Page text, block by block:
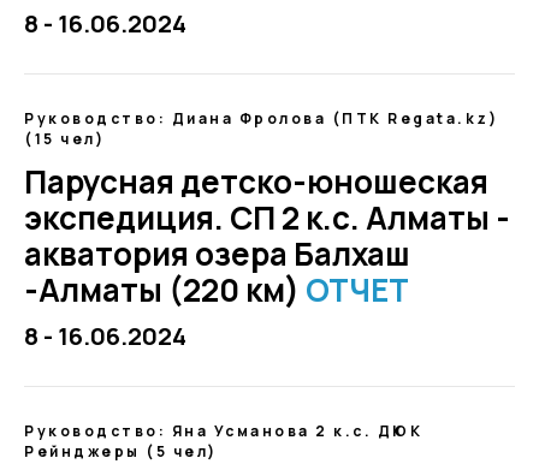
8 - 16.06.2024
Руководство: Диана Фролова (ПТК Regata.kz)
(15 чел)
Парусная детско-юношеская
экспедиция. СП 2 к.с. Алматы -
акватория озера Балхаш
-Алматы (220 км) ОТЧЕТ
8 - 16.06.2024
Руководство: Яна Усманова 2 к.с. ДЮК
Рейнджеры (5 чел)